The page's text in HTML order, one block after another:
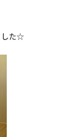
した☆